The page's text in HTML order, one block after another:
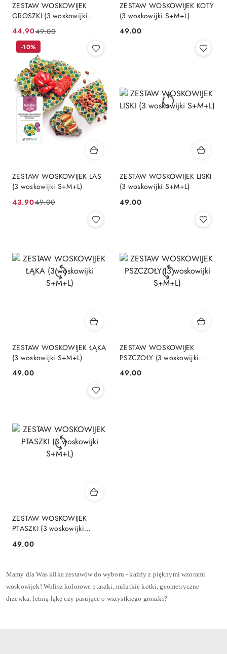
ZESTAW WOSKOWIJEK
GROSZKI (3 woskowijki
S+M+L)
Cena
promocyjna:
44.90
Cena
przed
promocją:
49.00
ZESTAW WOSKOWIJEK KOTY
(3 woskowijki S+M+L)
Cena:
49.00
ZESTAW WOSKOWIJEK LAS
(3 woskowijki S+M+L)
Cena
43.90
Cena
49.00
-10%
ZESTAW WOSKOWIJEK LISKI
(3 woskowijki S+M+L)
Cena:
49.00
ZESTAW WOSKOWIJEK ŁĄKA
(3 woskowijki S+M+L)
Cena:
49.00
ZESTAW WOSKOWIJEK
PSZCZOŁY (3 woskowijki
Cena:
49.00
ZESTAW WOSKOWIJEK
PTASZKI (3 woskowijki
Cena:
49.00
Mamy dla Was kilka zestawów do wyboru - każdy z pięknymi wzorami
woskowijek! Wolisz kolorowe ptaszki, milutkie kotki, geometryczne
drzewka, letnią łąkę czy pasujące o wszystkiego groszki?